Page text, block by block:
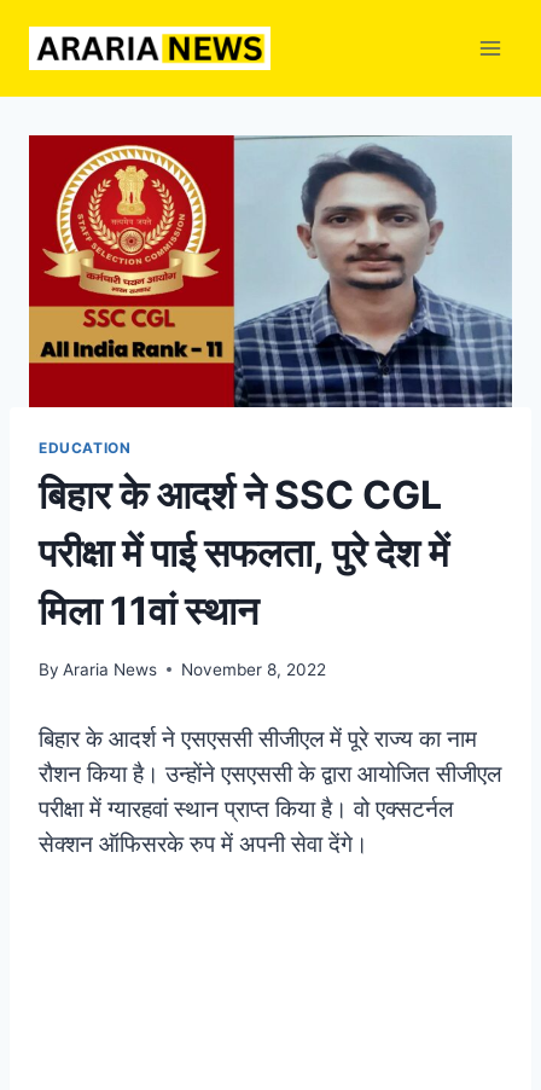
EDUCATION
बिहार के आदर्श ने SSC CGL
परीक्षा में पाई सफलता, पुरे देश में
मिला 11वां स्थान
By Araria News November 8, 2022
बिहार के आदर्श ने एसएससी सीजीएल में पूरे राज्य का नाम
रौशन किया है। उन्होंने एसएससी के द्वारा आयोजित सीजीएल
परीक्षा में ग्यारहवां स्थान प्राप्त किया है। वो एक्सटर्नल
सेक्शन ऑफिसरके रुप में अपनी सेवा देंगे।